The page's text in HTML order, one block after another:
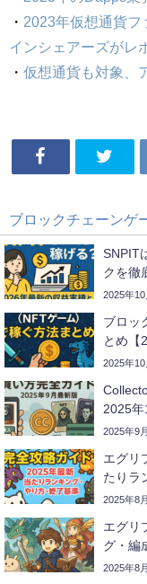
・ 2023年仮想通貨フ
インシェアーズがレ
・ 仮想通貨も対象、
ブロックチェーンゲ
SNPIT
クを徹
2025年10
ブロッ
とめ【
2025年10
2025年
2025年9
エグリ
たりラ
2025年8
エグリ
グ・編
2025年8